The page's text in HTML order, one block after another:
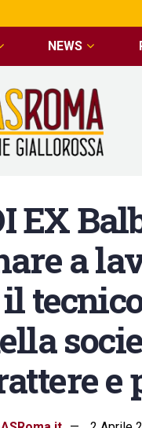
NEWS
EX
a
il
e